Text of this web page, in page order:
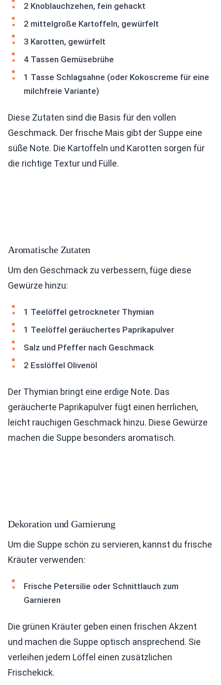
2 Knoblauchzehen, fein gehackt
2 mittelgroße Kartoffeln, gewürfelt
3 Karotten, gewürfelt
4 Tassen Gemüsebrühe
1 Tasse Schlagsahne (oder Kokoscreme für eine
milchfreie Variante)
Diese Zutaten sind die Basis für den vollen
Geschmack. Der frische Mais gibt der Suppe eine
süße Note. Die Kartoffeln und Karotten sorgen für
die richtige Textur und Fülle.
Aromatische Zutaten
Um den Geschmack zu verbessern, füge diese
Gewürze hinzu:
1 Teelöffel getrockneter Thymian
1 Teelöffel geräuchertes Paprikapulver
Salz und Pfeffer nach Geschmack
2 Esslöffel Olivenöl
Der Thymian bringt eine erdige Note. Das
geräucherte Paprikapulver fügt einen herrlichen,
leicht rauchigen Geschmack hinzu. Diese Gewürze
machen die Suppe besonders aromatisch.
Dekoration und Garnierung
Um die Suppe schön zu servieren, kannst du frische
Kräuter verwenden:
Frische Petersilie oder Schnittlauch zum
Garnieren
Die grünen Kräuter geben einen frischen Akzent
und machen die Suppe optisch ansprechend. Sie
verleihen jedem Löffel einen zusätzlichen
Frischekick.